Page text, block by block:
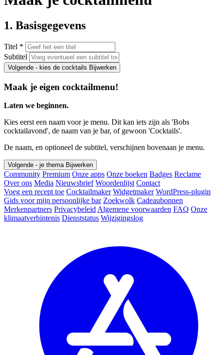
1. Basisgegevens
Titel *
Subtitel
Volgende - kies de cocktails Bijwerken
Maak je eigen cocktailmenu!
Laten we beginnen.
Kies eerst een naam voor je menu. Dit kan iets zijn als 'Bobs
cocktailavond', de naam van je bar, of gewoon 'Cocktails'.
De naam, en optioneel de subtitel, verschijnen bovenaan je menu.
Volgende - je thema Bijwerken
Community Premium Onze apps Onze boeken Badges Reclame
Over ons Media Nieuwsbrief Woordenlijst Contact
Voeg een recept toe Cocktailmaker Widgetmaker WordPress-plugin
Gids voor mijn persoonlijke bar Zoekwolk Cadeaubonnen
Merkenpartners Privacybeleid Algemene voorwaarden FAQ Onze
klimaatverbintenis Dienststatus Wijzigingslog